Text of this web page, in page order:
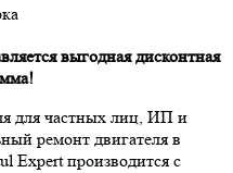
выгодная дисконтная
для частных лиц, ИП и
ремонт двигателя в
Expert производится с